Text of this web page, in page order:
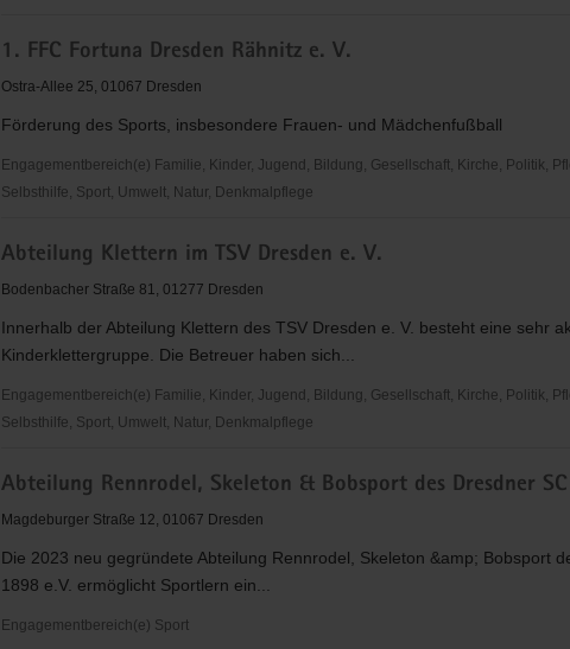
Kultur
Beratung
"Frauen
für
Frauen
1. FFC Fortuna Dresden Rähnitz e. V.
Ostra-Allee 25, 01067 Dresden
Förderung des Sports, insbesondere Frauen- und Mädchenfußball
Engagementbereich(e) Familie, Kinder, Jugend, Bildung, Gesellschaft, Kirche, Politik,
Selbsthilfe, Sport, Umwelt, Natur, Denkmalpflege
FFC
Fortuna
Rähnitz
e.
V.
Abteilung Klettern im TSV Dresden e. V.
Bodenbacher Straße 81, 01277 Dresden
Innerhalb der Abteilung Klettern des TSV Dresden e. V. besteht eine sehr
Kinderklettergruppe. Die Betreuer haben sich...
Engagementbereich(e) Familie, Kinder, Jugend, Bildung, Gesellschaft, Kirche, Politik,
Selbsthilfe, Sport, Umwelt, Natur, Denkmalpflege
Klettern
im
Dresden
e.
V.
Abteilung Rennrodel, Skeleton & Bobsport des Dresdner
Magdeburger Straße 12, 01067 Dresden
Die 2023 neu gegründete Abteilung Rennrodel, Skeleton &amp; Bobsport
1898 e.V. ermöglicht Sportlern ein...
Engagementbereich(e) Sport